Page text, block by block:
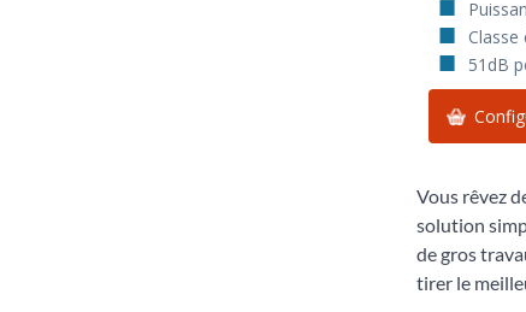
51dB
Vous rêvez
solution
de gros
tirer le